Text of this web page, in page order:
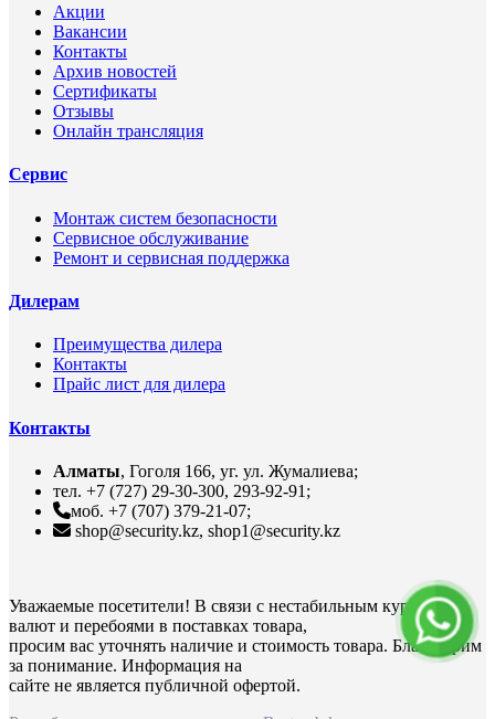
Акции
Вакансии
Контакты
Архив новостей
Сертификаты
Отзывы
Онлайн трансляция
Сервис
Монтаж систем безопасности
Сервисное обслуживание
Ремонт и сервисная поддержка
Дилерам
Преимущества дилера
Контакты
Прайс лист для дилера
Контакты
Алматы, Гоголя 166, уг. ул. Жумалиева;
тел. +7 (727) 29-30-300, 293-92-91;
моб. +7 (707) 379-21-07;
shop@security.kz, shop1@security.kz
Уважаемые посетители! В связи с нестабильным курсом
валют и перебоями в поставках товара,
просим вас уточнять наличие и стоимость товара. Благодарим
за понимание. Информация на
сайте не является публичной офертой.